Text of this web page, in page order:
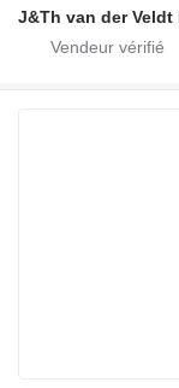
J&Th van der Veldt